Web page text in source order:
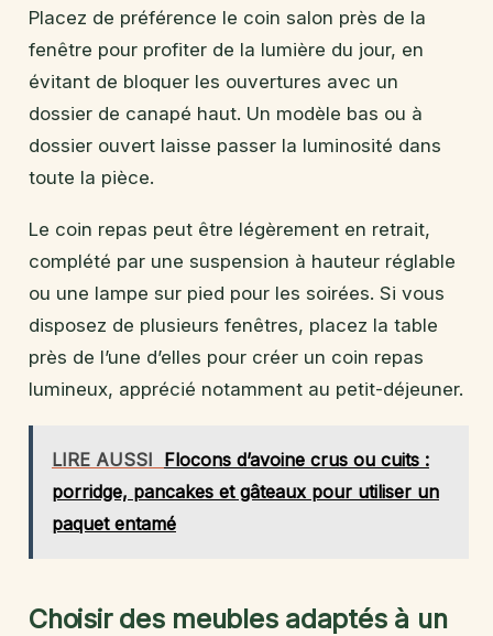
Placez de préférence le coin salon près de la
fenêtre pour profiter de la lumière du jour, en
évitant de bloquer les ouvertures avec un
dossier de canapé haut. Un modèle bas ou à
dossier ouvert laisse passer la luminosité dans
toute la pièce.
Le coin repas peut être légèrement en retrait,
complété par une suspension à hauteur réglable
ou une lampe sur pied pour les soirées. Si vous
disposez de plusieurs fenêtres, placez la table
près de l’une d’elles pour créer un coin repas
lumineux, apprécié notamment au petit-déjeuner.
LIRE AUSSI Flocons d’avoine crus ou cuits :
porridge, pancakes et gâteaux pour utiliser un
paquet entamé
Choisir des meubles adaptés à un